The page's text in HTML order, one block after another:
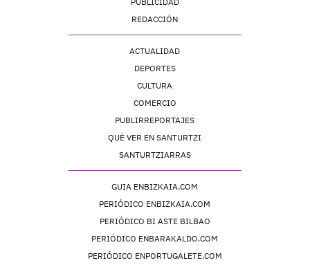
REDACCIÓN
ACTUALIDAD
DEPORTES
CULTURA
COMERCIO
PUBLIRREPORTAJES
QUÉ VER EN SANTURTZI
SANTURTZIARRAS
GUIA ENBIZKAIA.COM
PERIÓDICO ENBIZKAIA.COM
PERIÓDICO BI ASTE BILBAO
PERIÓDICO ENBARAKALDO.COM
PERIÓDICO ENPORTUGALETE.COM